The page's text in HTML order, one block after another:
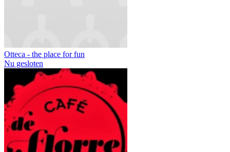
Otteca - the place for fun
Nu gesloten